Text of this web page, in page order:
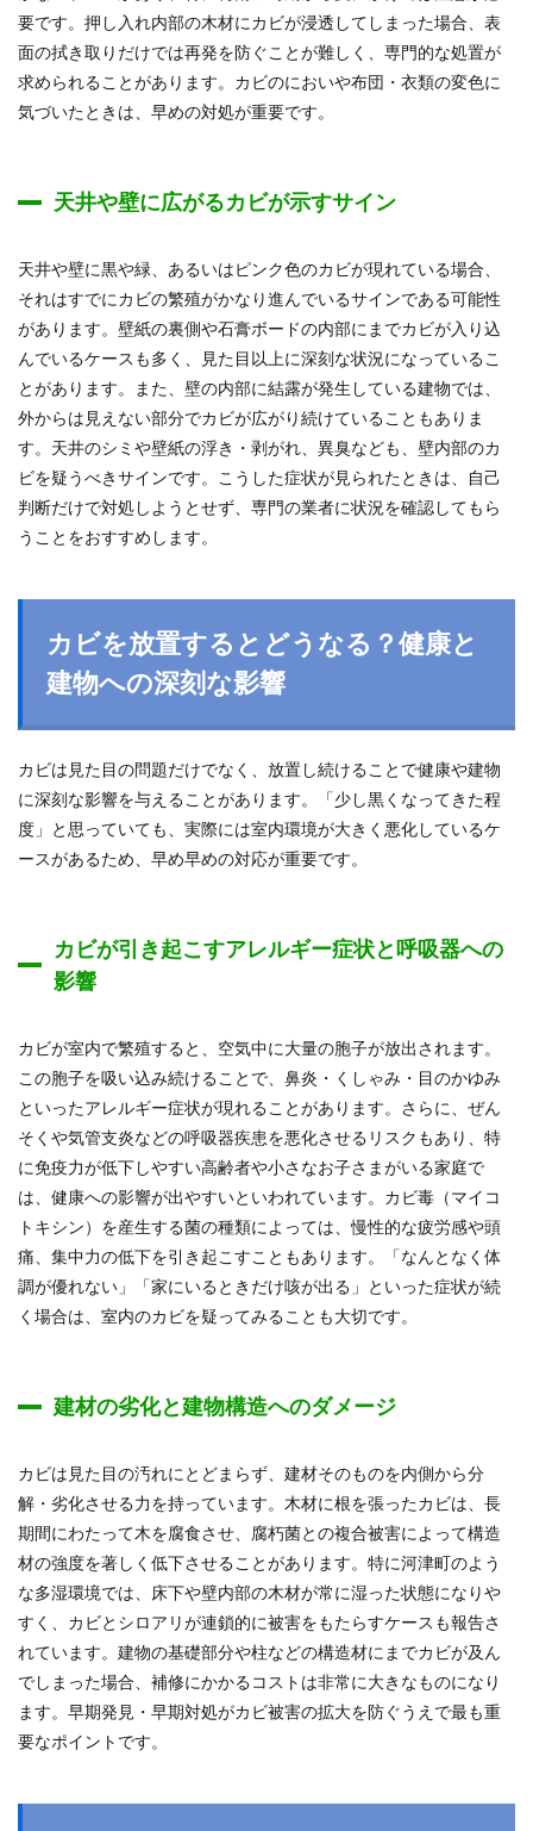
要です。押し入れ内部の木材にカビが浸透してしまった場合、表
面の拭き取りだけでは再発を防ぐことが難しく、専門的な処置が
求められることがあります。カビのにおいや布団・衣類の変色に
気づいたときは、早めの対処が重要です。
天井や壁に広がるカビが示すサイン
天井や壁に黒や緑、あるいはピンク色のカビが現れている場合、
それはすでにカビの繁殖がかなり進んでいるサインである可能性
があります。壁紙の裏側や石膏ボードの内部にまでカビが入り込
んでいるケースも多く、見た目以上に深刻な状況になっているこ
とがあります。また、壁の内部に結露が発生している建物では、
外からは見えない部分でカビが広がり続けていることもありま
す。天井のシミや壁紙の浮き・剥がれ、異臭なども、壁内部のカ
ビを疑うべきサインです。こうした症状が見られたときは、自己
判断だけで対処しようとせず、専門の業者に状況を確認してもら
うことをおすすめします。
カビを放置するとどうなる？健康と
建物への深刻な影響
カビは見た目の問題だけでなく、放置し続けることで健康や建物
に深刻な影響を与えることがあります。「少し黒くなってきた程
度」と思っていても、実際には室内環境が大きく悪化しているケ
ースがあるため、早め早めの対応が重要です。
カビが引き起こすアレルギー症状と呼吸器への
影響
カビが室内で繁殖すると、空気中に大量の胞子が放出されます。
この胞子を吸い込み続けることで、鼻炎・くしゃみ・目のかゆみ
といったアレルギー症状が現れることがあります。さらに、ぜん
そくや気管支炎などの呼吸器疾患を悪化させるリスクもあり、特
に免疫力が低下しやすい高齢者や小さなお子さまがいる家庭で
は、健康への影響が出やすいといわれています。カビ毒（マイコ
トキシン）を産生する菌の種類によっては、慢性的な疲労感や頭
痛、集中力の低下を引き起こすこともあります。「なんとなく体
調が優れない」「家にいるときだけ咳が出る」といった症状が続
く場合は、室内のカビを疑ってみることも大切です。
建材の劣化と建物構造へのダメージ
カビは見た目の汚れにとどまらず、建材そのものを内側から分
解・劣化させる力を持っています。木材に根を張ったカビは、長
期間にわたって木を腐食させ、腐朽菌との複合被害によって構造
材の強度を著しく低下させることがあります。特に河津町のよう
な多湿環境では、床下や壁内部の木材が常に湿った状態になりや
すく、カビとシロアリが連鎖的に被害をもたらすケースも報告さ
れています。建物の基礎部分や柱などの構造材にまでカビが及ん
でしまった場合、補修にかかるコストは非常に大きなものになり
ます。早期発見・早期対処がカビ被害の拡大を防ぐうえで最も重
要なポイントです。